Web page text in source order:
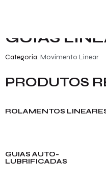
GUIAS
Categoria: Movimento Linear
PRODUTOS
ROLAMENTOS
GUIAS AUTO-
LUBRIFICADAS